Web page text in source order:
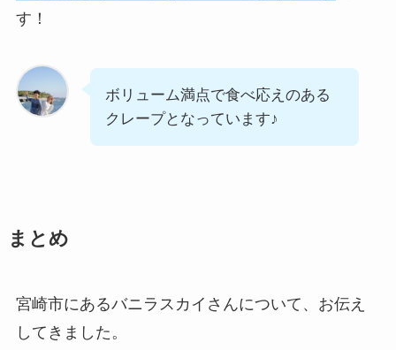
す！
ボリューム満点で食べ応えのある
クレープとなっています♪
まとめ
宮崎市にあるバニラスカイさんについて、お伝え
してきました。